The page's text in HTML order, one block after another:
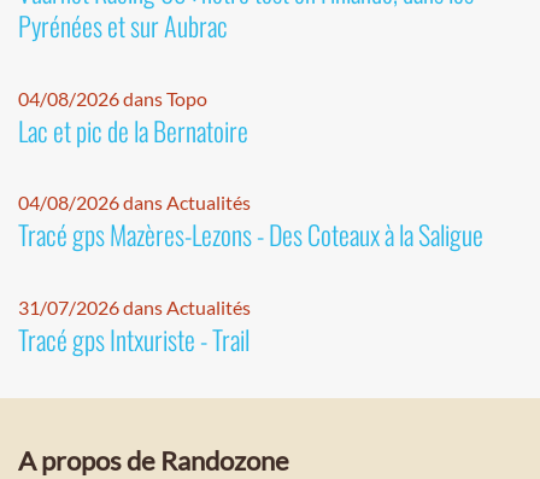
Pyrénées et sur Aubrac
04/08/2026 dans Topo
Lac et pic de la Bernatoire
04/08/2026 dans Actualités
Tracé gps Mazères-Lezons - Des Coteaux à la Saligue
31/07/2026 dans Actualités
Tracé gps Intxuriste - Trail
A propos de Randozone